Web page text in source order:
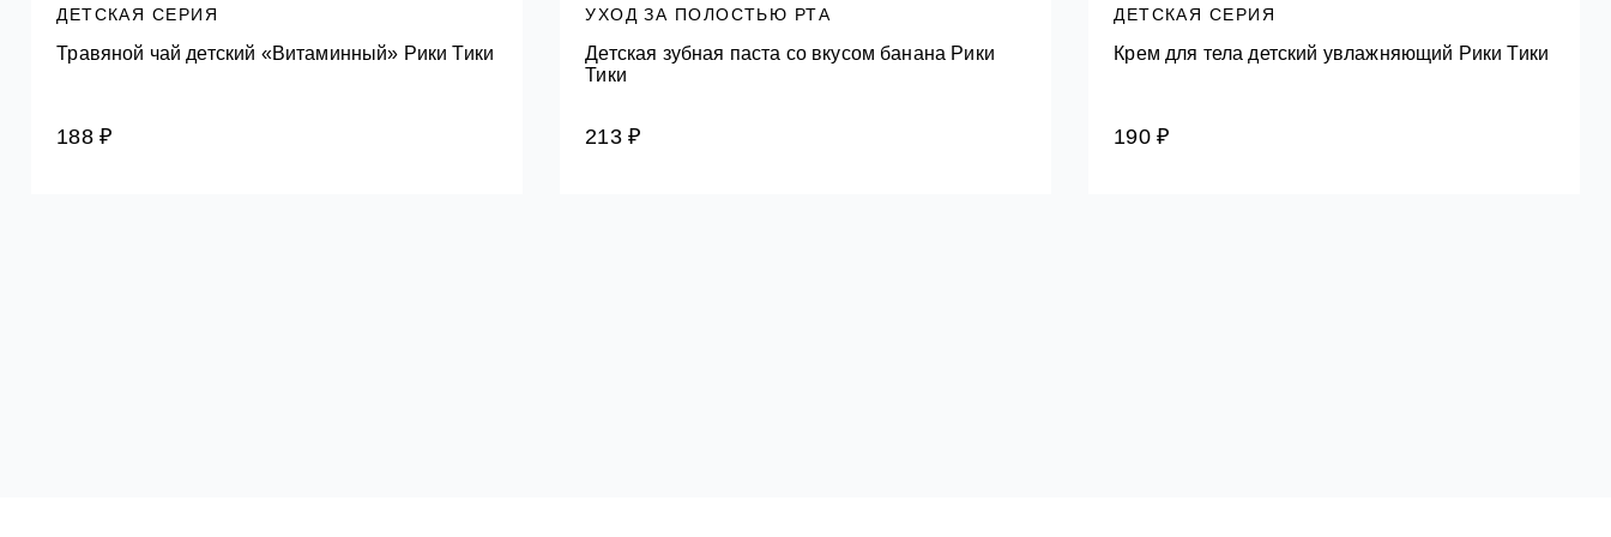
ДЕТСКАЯ СЕРИЯ
Травяной чай детский «Витаминный» Рики Тики
188 ₽
УХОД ЗА ПОЛОСТЬЮ РТА
Детская зубная паста со вкусом банана Рики
Тики
213 ₽
ДЕТСКАЯ СЕРИЯ
Крем для тела детский увлажняющий Рики Тики
190 ₽